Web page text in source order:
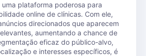
uma plataforma poderosa para
online de clínicas. Com ele,
direcionados que aparecem
aumentando a chance de
eficaz do público-alvo,
e interesses específicos, é